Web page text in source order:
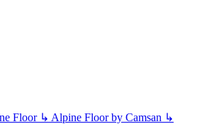
Floor ↳ Alpine Floor by Camsan ↳